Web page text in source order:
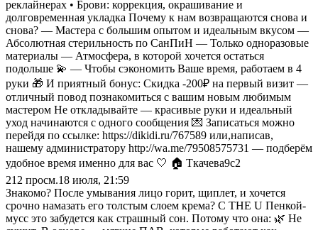
реклайнерах • Брови: коррекция, окрашивание и
долговременная укладка Почему к нам возвращаются снова и
снова? — Мастера с большим опытом и идеальным вкусом —
Абсолютная стерильность по СанПиН — Только одноразовые
материалы — Атмосфера, в которой хочется остаться
подольше 💫 — Чтобы сэкономить Ваше время, работаем в 4
руки 🎁 И приятный бонус: Скидка -200₽ на первый визит —
отличный повод познакомиться с вашим новым любимым
мастером Не откладывайте — красивые руки и идеальный
уход начинаются с одного сообщения 💌 Записаться можно
перейдя по ссылке: https://dikidi.ru/767589 или,написав,
нашему администратору http://wa.me/79508575731 — подберём
удобное время именно для вас 🤍 🏠 Ткачева9с2
212 просм.18 июля, 21:59
Знакомо? После умывания лицо горит, щиплет, и хочется
срочно намазать его толстым слоем крема? С THE U Пенкой-
мусс это забудется как страшный сон. Потому что она: 🌿 Не